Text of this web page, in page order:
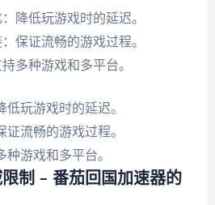
降低玩游戏时的延迟。
保证流畅的游戏过程。
多种游戏和多平台。
玩游戏时的延迟。
流畅的游戏过程。
游戏和多平台。
制 – 番茄回国加速器的